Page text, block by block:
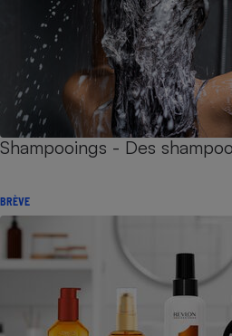
Shampooings - Des
BRÈVE